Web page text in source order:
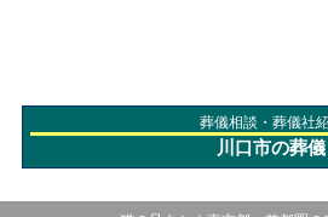
葬儀相談・葬儀社
川口市の葬儀